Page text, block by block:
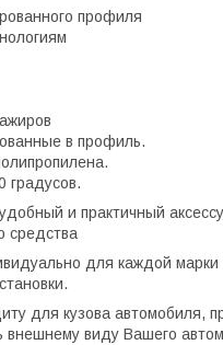
профиля
в профиль.
градусов.
и практичный
средства
для каждой
для кузова автомобиля,
внешнему виду Вашего